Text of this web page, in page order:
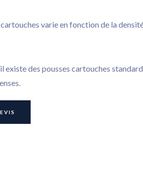
varie en fonction de la
existe des pousses cartouches